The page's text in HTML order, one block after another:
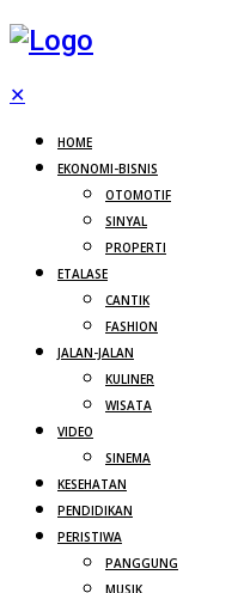
✕
HOME
EKONOMI-BISNIS
OTOMOTIF
SINYAL
PROPERTI
ETALASE
CANTIK
FASHION
JALAN-JALAN
KULINER
WISATA
VIDEO
SINEMA
KESEHATAN
PENDIDIKAN
PERISTIWA
PANGGUNG
MUSIK